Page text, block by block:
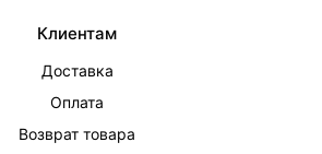
Клиентам
Доставка
Оплата
Возврат товара